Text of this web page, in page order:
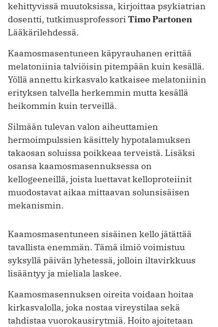
kehittyvissä muutoksissa, kirjoittaa psykiatrian
dosentti, tutkimusprofessori Timo Partonen
Lääkärilehdessä.
Kaamosmasentuneen käpyrauhanen erittää
melatoniinia talviöisin pitempään kuin kesällä.
Yöllä annettu kirkasvalo katkaisee melatoniinin
erityksen talvella herkemmin mutta kesällä
heikommin kuin terveillä.
Silmään tulevan valon aiheuttamien
hermoimpulssien käsittely hypotalamuksen
takaosan soluissa poikkeaa terveistä. Lisäksi
osansa kaamosmasennuksessa on
kellogeeneillä, joista luettavat kelloproteiinit
muodostavat aikaa mittaavan solunsisäisen
mekanismin.
Kaamosmasentuneen sisäinen kello jätättää
tavallista enemmän. Tämä ilmiö voimistuu
syksyllä päivän lyhetessä, jolloin iltavirkkuus
lisääntyy ja mieliala laskee.
Kaamosmasennuksen oireita voidaan hoitaa
kirkasvalolla, joka nostaa vireystilaa sekä
tahdistaa vuorokausirytmiä. Hoito ajoitetaan